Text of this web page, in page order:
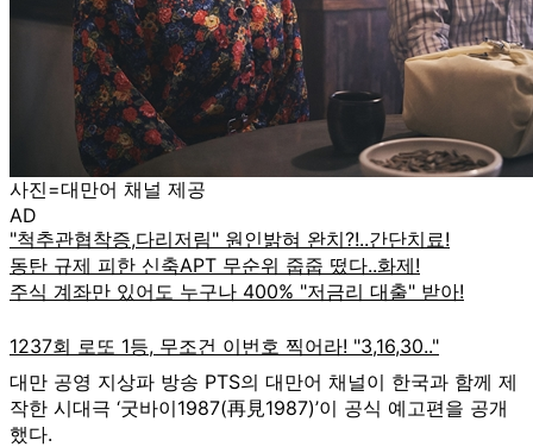
사진=대만어 채널 제공
AD
대만 공영 지상파 방송 PTS의 대만어 채널이 한국과 함께 제
작한 시대극 ‘굿바이1987(再見1987)’이 공식 예고편을 공개
했다.